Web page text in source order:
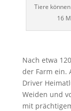
Tiere
16
Nach etwa
der Farm ein.
Driver
Weiden und
mit